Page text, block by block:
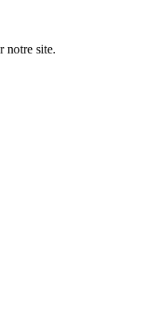
notre site.